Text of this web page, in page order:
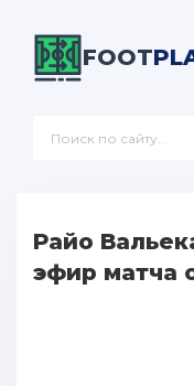
FOOT
Райо
эфир матча